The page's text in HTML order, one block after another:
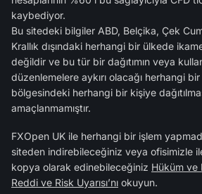
kaybediyor.
Bu sitedeki bilgiler ABD, Belçika, Çek
Krallık dışındaki herhangi bir ülkede
değildir ve bu tür bir dağıtımın veya
düzenlemelere aykırı olacağı herhangi
bölgesindeki herhangi bir kişiye
amaçlanmamıştır.
FXOpen UK ile herhangi bir işlem
siteden indirebileceğiniz veya ofisimizle
kopya olarak edinebileceğiniz Hüküm ve
Reddi ve Risk Uyarısı’nı okuyun.